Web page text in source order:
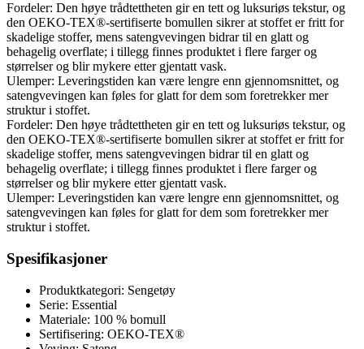
Fordeler: Den høye trådtettheten gir en tett og luksuriøs tekstur, og
den OEKO-TEX®-sertifiserte bomullen sikrer at stoffet er fritt for
skadelige stoffer, mens satengvevingen bidrar til en glatt og
behagelig overflate; i tillegg finnes produktet i flere farger og
størrelser og blir mykere etter gjentatt vask.
Ulemper: Leveringstiden kan være lengre enn gjennomsnittet, og
satengvevingen kan føles for glatt for dem som foretrekker mer
struktur i stoffet.
Fordeler: Den høye trådtettheten gir en tett og luksuriøs tekstur, og
den OEKO-TEX®-sertifiserte bomullen sikrer at stoffet er fritt for
skadelige stoffer, mens satengvevingen bidrar til en glatt og
behagelig overflate; i tillegg finnes produktet i flere farger og
størrelser og blir mykere etter gjentatt vask.
Ulemper: Leveringstiden kan være lengre enn gjennomsnittet, og
satengvevingen kan føles for glatt for dem som foretrekker mer
struktur i stoffet.
Spesifikasjoner
Produktkategori: Sengetøy
Serie: Essential
Materiale: 100 % bomull
Sertifisering: OEKO-TEX®